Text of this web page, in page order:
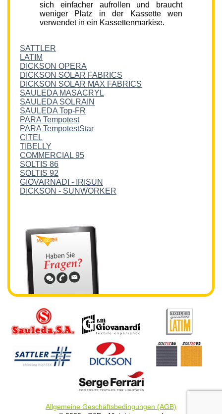
sich einfacher aufrollen und braucht
weniger Platz in der Kassette wen
verwendet in ein Kassettenmarkise.
SATTLER
LATIM
DICKSON OPERA
DICKSON SOLAR FABRICS
DICKSON SOLAR MAX FABRICS
SAULEDA MASACRYL
SAULEDA SOLRAIN
SAULEDA Top-FR
PARA Tempotest
PARA TempotestStar
CITEL
TIBELLY
COMMERCIAL 95
SOLTIS 86
SOLTIS 92
GIOVARNADI - IRISUN
DICKSON - SUNWORKER
Allgemeine Geschäftsbedingungen (AGB)